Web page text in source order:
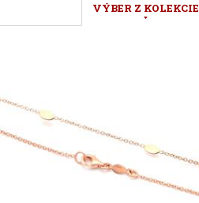
VÝBER Z KOLEKCIE